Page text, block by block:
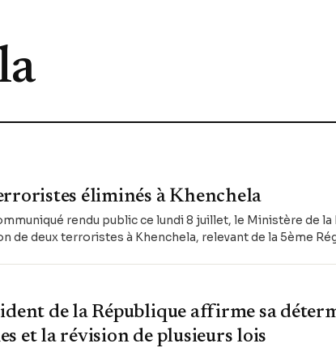
éliminés à Khenchela
rendu public ce lundi 8 juillet, le Ministère de
de deux terroristes à Khenchela, relevant de la 5ème
de la République affirme sa
et la révision de plusieurs lois